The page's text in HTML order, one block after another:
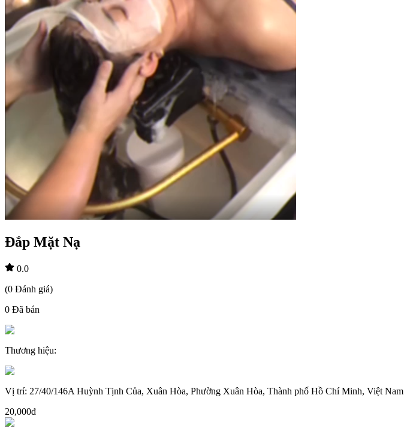
Đắp Mặt Nạ
0.0
(0 Đánh giá)
0 Đã bán
Thương hiệu:
Vị trí: 27/40/146A Huỳnh Tịnh Của, Xuân Hòa, Phường Xuân Hòa, Thành phố Hồ Chí Minh, Việt Nam
20,000đ